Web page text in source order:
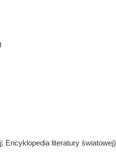
Encyklopedia literatury światowej)